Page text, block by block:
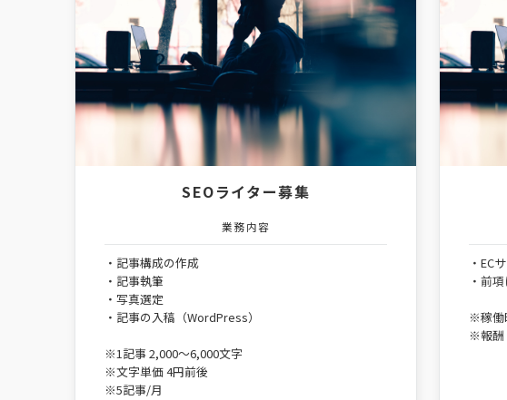
SEOライター募集
業務内容
・記事構成の作成
・記事執筆
・写真選定
・記事の入稿（WordPress）
※1記事 2,000〜6,000文字
※文字単価 4円前後
※5記事/月
・EC
・前
※稼働
※報酬